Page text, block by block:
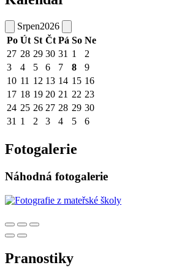
Srpen2026
Po Út St Čt Pá So Ne
27 28 29 30 31 1
2
3
4 5 6 7 8
9
10 11 12 13 14 15 16
17 18 19 20 21 22 23
24 25 26 27 28 29 30
31 1 2 3 4 5 6
Fotogalerie
Náhodná fotogalerie
Pranostiky